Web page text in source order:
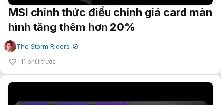
MSI chính thức điều chỉnh giá card màn
hình tăng thêm hơn 20%
The Storm Riders ✔
11 phút trước